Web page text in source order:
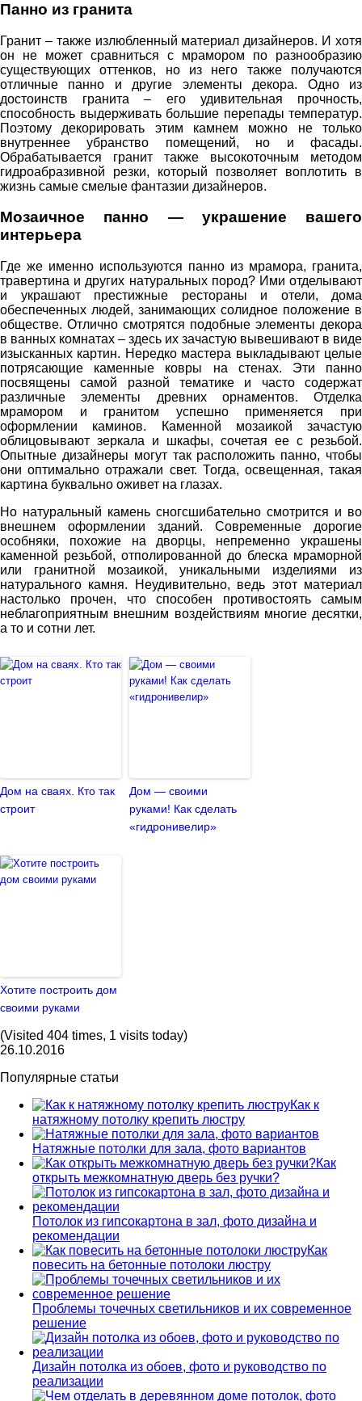
Панно из гранита
Гранит – также излюбленный материал дизайнеров. И хотя
он не может сравниться с мрамором по разнообразию
существующих оттенков, но из него также получаются
отличные панно и другие элементы декора. Одно из
достоинств гранита – его удивительная прочность,
способность выдерживать большие перепады температур.
Поэтому декорировать этим камнем можно не только
внутреннее убранство помещений, но и фасады.
Обрабатывается гранит также высокоточным методом
гидроабразивной резки, который позволяет воплотить в
жизнь самые смелые фантазии дизайнеров.
Мозаичное панно — украшение вашего
интерьера
Где же именно используются панно из мрамора, гранита,
травертина и других натуральных пород? Ими отделывают
и украшают престижные рестораны и отели, дома
обеспеченных людей, занимающих солидное положение в
обществе. Отлично смотрятся подобные элементы декора
в ванных комнатах – здесь их зачастую вывешивают в виде
изысканных картин. Нередко мастера выкладывают целые
потрясающие каменные ковры на стенах. Эти панно
посвящены самой разной тематике и часто содержат
различные элементы древних орнаментов. Отделка
мрамором и гранитом успешно применяется при
оформлении каминов. Каменной мозаикой зачастую
облицовывают зеркала и шкафы, сочетая ее с резьбой.
Опытные дизайнеры могут так расположить панно, чтобы
они оптимально отражали свет. Тогда, освещенная, такая
картина буквально оживет на глазах.
Но натуральный камень сногсшибательно смотрится и во
внешнем оформлении зданий. Современные дорогие
особняки, похожие на дворцы, непременно украшены
каменной резьбой, отполированной до блеска мраморной
или гранитной мозаикой, уникальными изделиями из
натурального камня. Неудивительно, ведь этот материал
настолько прочен, что способен противостоять самым
неблагоприятным внешним воздействиям многие десятки,
а то и сотни лет.
Дом на сваях. Кто так
строит
Дом — своими
руками! Как сделать
«гидронивелир»
Хотите построить дом
своими руками
(Visited 404 times, 1 visits today)
26.10.2016
Популярные статьи
Как к
натяжному потолку крепить люстру
Натяжные потолки для зала, фото вариантов
Как
открыть межкомнатную дверь без ручки?
Потолок из гипсокартона в зал, фото дизайна и
рекомендации
Как
повесить на бетонные потолоки люстру
Проблемы точечных светильников и их современное
решение
Дизайн потолка из обоев, фото и руководство по
реализации